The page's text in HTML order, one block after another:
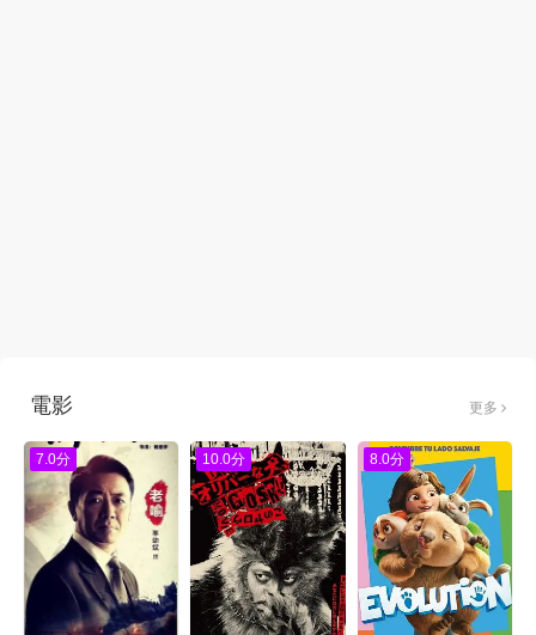
電影 更多
7.0分 10.0分 8.0分